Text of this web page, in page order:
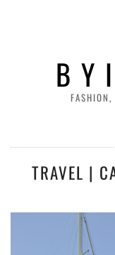
B Y
FASHION,
TRAVEL |